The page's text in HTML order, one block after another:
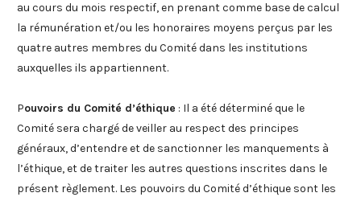
au cours du mois respectif, en prenant comme base de calcul
la rémunération et/ou les honoraires moyens perçus par les
quatre autres membres du Comité dans les institutions
auxquelles ils appartiennent.
Pouvoirs du Comité d’éthique : Il a été déterminé que le
Comité sera chargé de veiller au respect des principes
généraux, d’entendre et de sanctionner les manquements à
l’éthique, et de traiter les autres questions inscrites dans le
présent règlement. Les pouvoirs du Comité d’éthique sont les